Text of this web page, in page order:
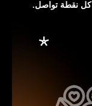
كل نقطة تواصل.